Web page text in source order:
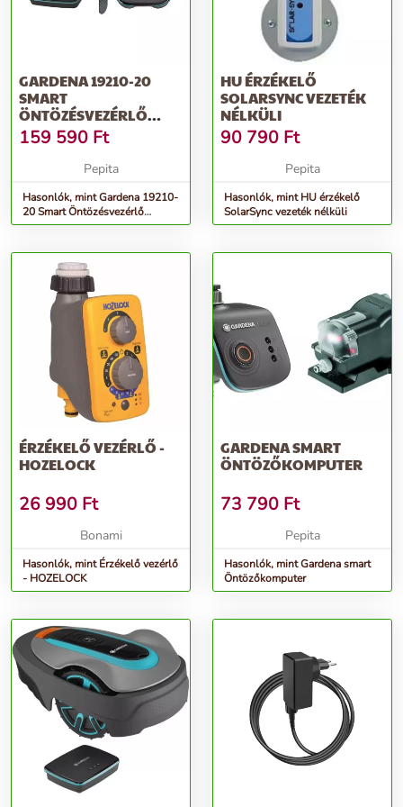
GARDENA 19210-20
SMART
ÖNTÖZÉSVEZÉRLŐ
ÉRZÉKELŐ KÉSZLET
159 590 Ft
Pepita
Hasonlók, mint Gardena 19210-
20 Smart Öntözésvezérlő
érzékelő készlet
HU ÉRZÉKELŐ
SOLARSYNC VEZETÉK
NÉLKÜLI
90 790 Ft
Pepita
Hasonlók, mint HU érzékelő
SolarSync vezeték nélküli
ÉRZÉKELŐ VEZÉRLŐ -
HOZELOCK
26 990 Ft
Bonami
Hasonlók, mint Érzékelő vezérlő
- HOZELOCK
GARDENA SMART
ÖNTÖZŐKOMPUTER
73 790 Ft
Pepita
Hasonlók, mint Gardena smart
Öntözőkomputer